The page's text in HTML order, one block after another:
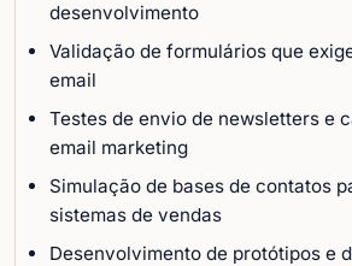
desenvolvimento
Validação de formulários que
email
Testes de envio de newsletters e
email marketing
Simulação de bases de contatos
sistemas de vendas
Desenvolvimento de protótipos e